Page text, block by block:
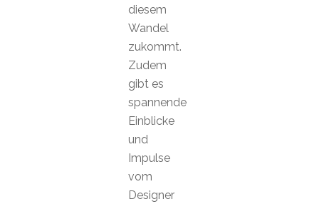
diesem
Wandel
zukommt.
Zudem
gibt es
spannende
Einblicke
und
Impulse
vom
Designer